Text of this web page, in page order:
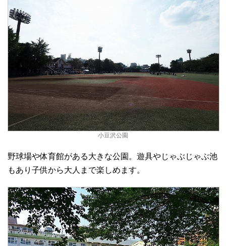
小豆沢公園
野球場や体育館がある大きな公園。遊具やじゃぶじゃぶ池
もあり子供から大人まで楽しめます。